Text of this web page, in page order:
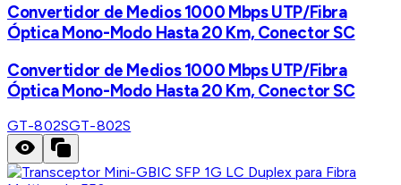
Convertidor de Medios 1000 Mbps UTP/Fibra
Óptica Mono-Modo Hasta 20 Km, Conector SC
Convertidor de Medios 1000 Mbps UTP/Fibra
Óptica Mono-Modo Hasta 20 Km, Conector SC
GT-802SGT-802S